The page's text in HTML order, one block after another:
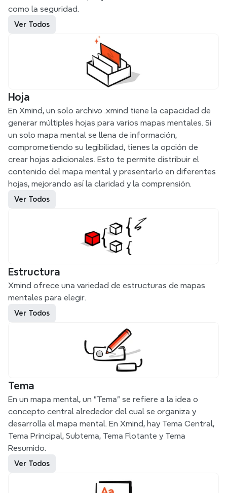
como la seguridad.
Ver Todos
Hoja
En Xmind, un solo archivo .xmind tiene la capacidad de
generar múltiples hojas para varios mapas mentales. Si
un solo mapa mental se llena de información,
comprometiendo su legibilidad, tienes la opción de
crear hojas adicionales. Esto te permite distribuir el
contenido del mapa mental y presentarlo en diferentes
hojas, mejorando así la claridad y la comprensión.
Ver Todos
Estructura
Xmind ofrece una variedad de estructuras de mapas
mentales para elegir.
Ver Todos
Tema
En un mapa mental, un "Tema" se refiere a la idea o
concepto central alrededor del cual se organiza y
desarrolla el mapa mental. En Xmind, hay Tema Central,
Tema Principal, Subtema, Tema Flotante y Tema
Resumido.
Ver Todos